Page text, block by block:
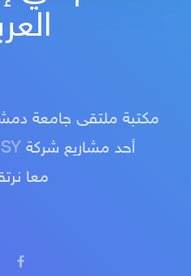
مكتبة ملتقى جامعة دمشق
أحد مشاريع شركة
معا